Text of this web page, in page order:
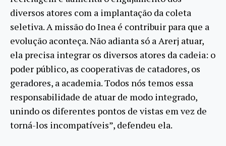
diversos atores com a implantação da coleta
seletiva. A missão do Inea é contribuir para que a
evolução aconteça. Não adianta só a Arerj atuar,
ela precisa integrar os diversos atores da cadeia: o
poder público, as cooperativas de catadores, os
geradores, a academia. Todos nós temos essa
responsabilidade de atuar de modo integrado,
unindo os diferentes pontos de vistas em vez de
torná-los incompatíveis”, defendeu ela.